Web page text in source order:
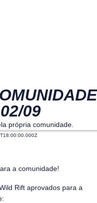
09
própria comunidade.
a comunidade!
Rift aprovados para a